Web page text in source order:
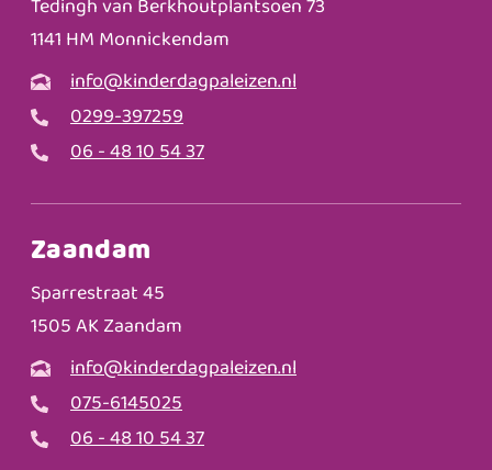
Tedingh van Berkhoutplantsoen 73
1141 HM Monnickendam
info@kinderdagpaleizen.nl
0299-397259
06 - 48 10 54 37
Zaandam
Sparrestraat 45
1505 AK Zaandam
info@kinderdagpaleizen.nl
075-6145025
06 - 48 10 54 37